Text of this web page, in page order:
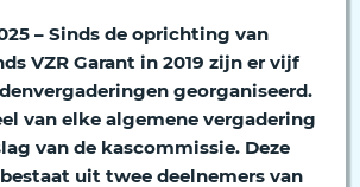
– Sinds de oprichting van
VZR Garant in 2019 zijn er vijf
georganiseerd.
van elke algemene vergadering
van de kascommissie. Deze
uit twee deelnemers van